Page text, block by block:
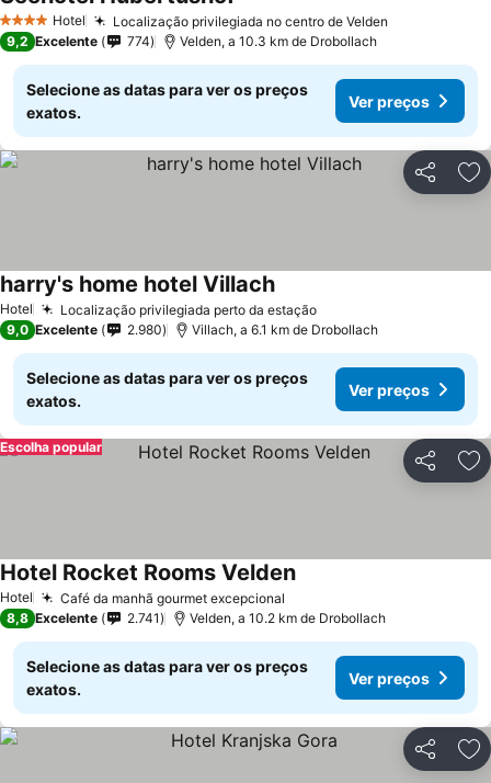
4 EstrelasHotel Localização privilegiada no centro de Velden
9,2 Excelente 774 Velden, a 10.3 km de Drobollach
Selecione as datas para ver os preços
exatos.
Ver preços
Partilhar
Hotel Localização privilegiada perto da estação
harry's home hotel Villach
9,0 Excelente 2.980 Villach, a 6.1 km de Drobollach
Selecione as datas para ver os preços
exatos.
Ver preços
Partilhar
Escolha popular
Hotel Café da manhã gourmet excepcional
Hotel Rocket Rooms Velden
8,8 Excelente 2.741 Velden, a 10.2 km de Drobollach
Selecione as datas para ver os preços
exatos.
Ver preços
Partilhar